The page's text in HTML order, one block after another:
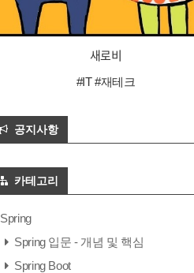
새로비
#IT #재테크
공지사항
카테고리
Spring
Spring 입문 - 개념 및 핵심
Spring Boot